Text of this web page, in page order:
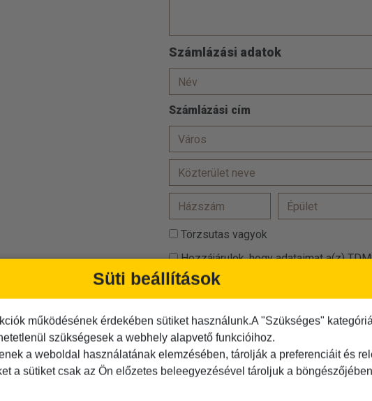
Számlázási adatok
Számlázási cím
Törzsutas vagyok
Hozzájárulok, hogy adataimat a(z)
AzÁSZF-et
Kérjük igazolja, hogy Ön nem robot!
Süti beállítások
működésének érdekében sütiket használunk.A "Szükséges"
szükségesek a webhely alapvető funkcióihoz.
a weboldal használatának elemzésében, tárolják a preferenciáit és
a sütiket csak az Ön előzetes beleegyezésével tároljuk a